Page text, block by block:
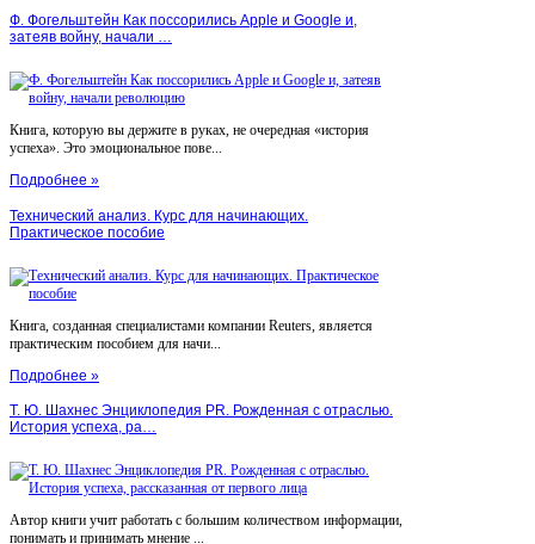
Ф. Фогельштейн Как поссорились Apple и Google и,
затеяв войну, начали …
Книга, которую вы держите в руках, не очередная «история
успеха». Это эмоциональное пове...
Подробнее »
Технический анализ. Курс для начинающих.
Практическое пособие
Книга, созданная специалистами компании Reuters, является
практическим пособием для начи...
Подробнее »
Т. Ю. Шахнес Энциклопедия PR. Рожденная с отраслью.
История успеха, ра…
Автор книги учит работать с большим количеством информации,
понимать и принимать мнение ...